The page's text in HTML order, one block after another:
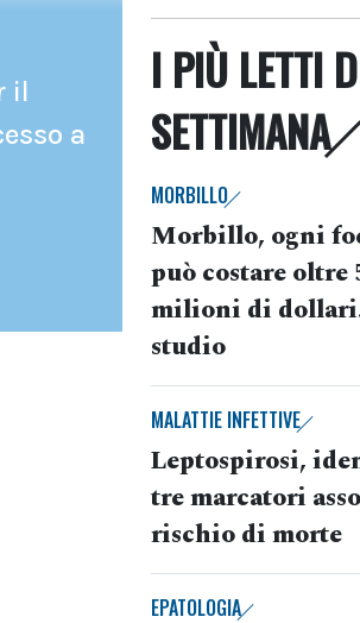
il
a
I PIÙ LETTI
SETTIMANA
MORBILLO
Morbillo, ogni
può costare oltre
milioni di
studio
MALATTIE INFETTIVE
Leptospirosi,
tre marcatori
rischio di morte
EPATOLOGIA